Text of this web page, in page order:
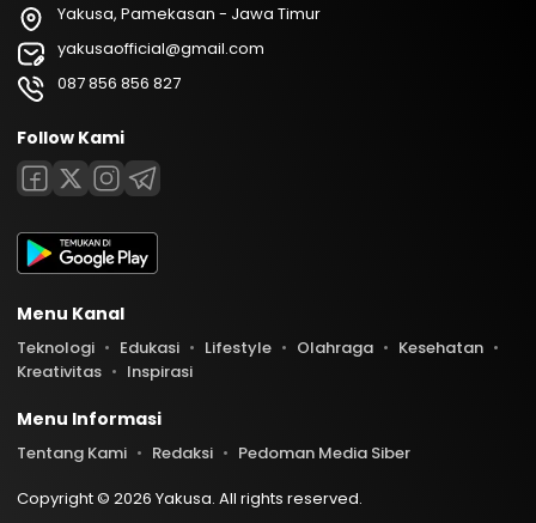
Yakusa, Pamekasan - Jawa Timur
yakusaofficial@gmail.com
087 856 856 827
Follow Kami
Menu Kanal
Teknologi Edukasi Lifestyle Olahraga
Kesehatan
Kreativitas
Inspirasi
Menu Informasi
Tentang Kami Redaksi
Pedoman Media Siber
Copyright © 2026 Yakusa. All rights reserved.